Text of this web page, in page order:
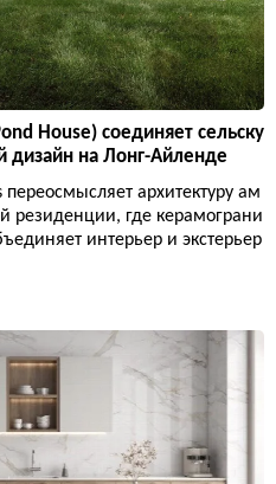
House) соединяет сельску
на Лонг-Айленде
архитектуру ам
резиденции, где керамограни
интерьер и экстерьер